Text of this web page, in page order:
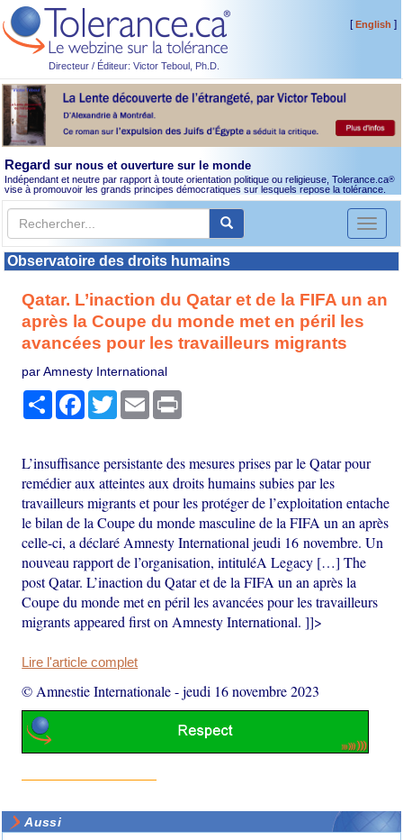
Directeur / Éditeur: Victor Teboul, Ph.D.
[English ]
Regard sur nous et ouverture sur le monde
Indépendant et neutre par rapport à toute orientation politique ou religieuse, Tolerance.ca®
vise à promouvoir les grands principes démocratiques sur lesquels repose la tolérance.
Toggle
Observatoire des droits humains
Qatar. L’inaction du Qatar et de la FIFA un an
après la Coupe du monde met en péril les
avancées pour les travailleurs migrants
par Amnesty International
PartagerFacebook
TwitterEmail
L’insuffisance persistante des mesures prises par le Qatar pour
remédier aux atteintes aux droits humains subies par les
travailleurs migrants et pour les protéger de l’exploitation entache
le bilan de la Coupe du monde masculine de la FIFA un an après
celle-ci, a déclaré Amnesty International jeudi 16 novembre. Un
nouveau rapport de l’organisation, intituléA Legacy […] The
post Qatar. L’inaction du Qatar et de la FIFA un an après la
Coupe du monde met en péril les avancées pour les travailleurs
migrants appeared first on Amnesty International. ]]>
Lire l'article complet
© Amnestie Internationale-jeudi 16 novembre 2023
Aussi